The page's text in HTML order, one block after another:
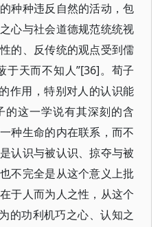
种种违反自然的活动，包
心与社会道德规范统统视
的、反传统的观点受到儒
于天而不知人”[36]。荀子
作用，特别对人的认识能
这一学说有其深刻的含
种生命的内在联系，而不
认识与被认识、掠夺与被
不完全是从这个意义上批
于人而为人之性，从这个
的功利机巧之心、认知之